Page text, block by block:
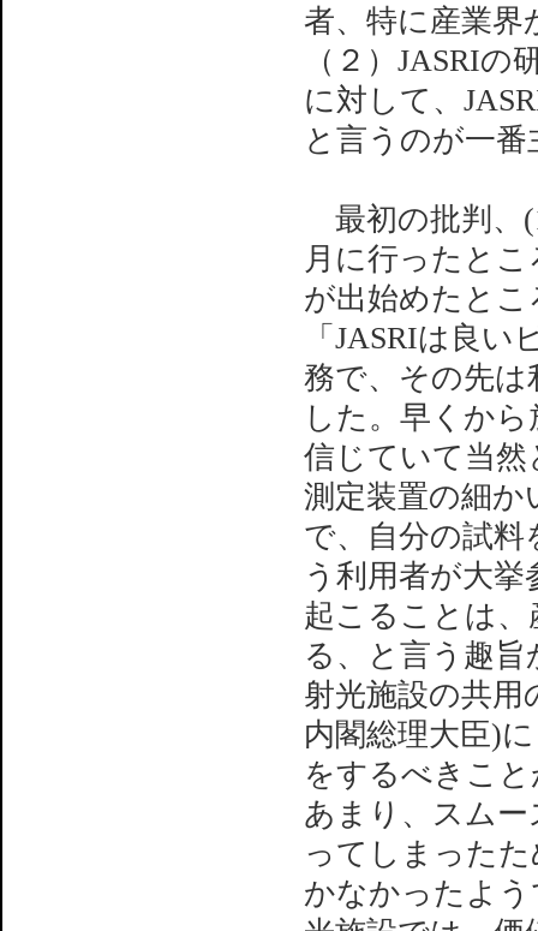
者、特に産業界
（２）JASRI
に対して、
と言うのが一
最初の批判、
月に行ったと
が出始めたと
「JASRIは良
務で、その先
した。早くか
信じていて当然
測定装置の細
で、自分の試
う利用者が大
起こることは
る、と言う趣
射光施設の共用
内閣総理大臣)
をするべきこ
あまり、スム
ってしまった
かなかったよ